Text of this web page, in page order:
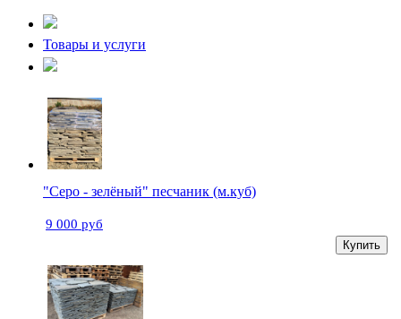
Товары и услуги
"Серо - зелёный" песчаник (м.куб)
9 000 руб
Купить